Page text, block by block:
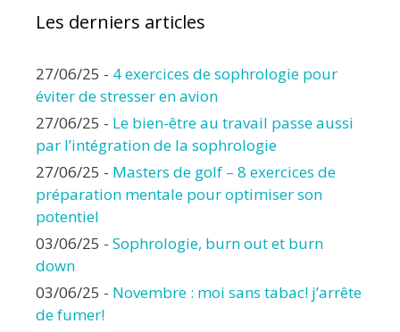
Les derniers articles
27/06/25 - 4 exercices de sophrologie pour
éviter de stresser en avion
27/06/25 - Le bien-être au travail passe aussi
par l’intégration de la sophrologie
27/06/25 - Masters de golf – 8 exercices de
préparation mentale pour optimiser son
potentiel
03/06/25 - Sophrologie, burn out et burn
down
03/06/25 - Novembre : moi sans tabac! j’arrête
de fumer!